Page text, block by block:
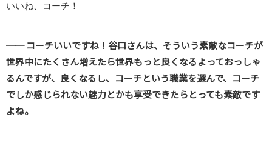
いいね、コーチ！
── コーチいいですね！谷口さんは、そういう素敵なコーチが
世界中にたくさん増えたら世界もっと良くなるよっておっしゃ
るんですが、良くなるし、コーチという職業を選んで、コーチ
でしか感じられない魅力とかも享受できたらとっても素敵です
よね。